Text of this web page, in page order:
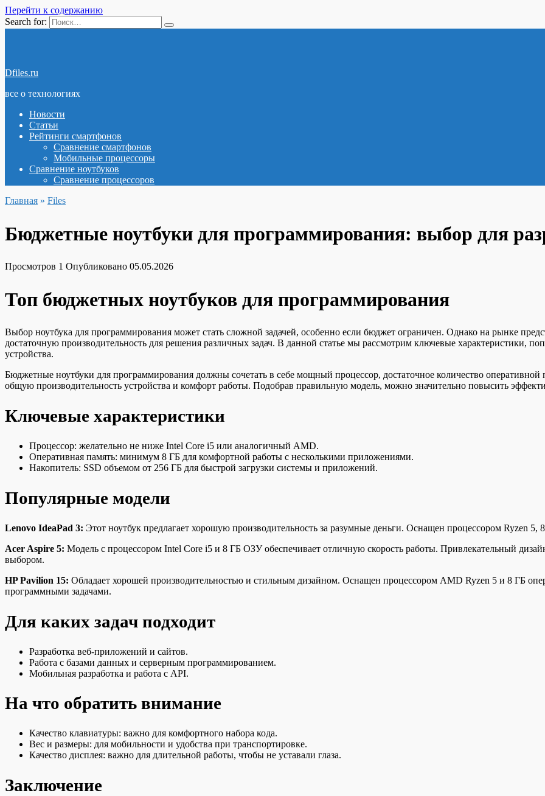
Перейти к содержанию
Search for:
Dfiles.ru
все о технологиях
Новости
Статьи
Рейтинги смартфонов
Сравнение смартфонов
Мобильные процессоры
Сравнение ноутбуков
Сравнение процессоров
Главная » Files
Бюджетные ноутбуки для программирования: выбор для
Просмотров 1 Опубликовано 05.05.2026
Топ бюджетных ноутбуков для программирования
Выбор ноутбука для программирования может стать сложной задачей, особенно если бюджет ограничен. Однако на рынке
достаточную производительность для решения различных задач. В данной статье мы рассмотрим ключевые характеристики,
устройства.
Бюджетные ноутбуки для программирования должны сочетать в себе мощный процессор, достаточное количество
общую производительность устройства и комфорт работы. Подобрав правильную модель, можно значительно повысить
Ключевые характеристики
Процессор: желательно не ниже Intel Core i5 или аналогичный AMD.
Оперативная память: минимум 8 ГБ для комфортной работы с несколькими приложениями.
Накопитель: SSD объемом от 256 ГБ для быстрой загрузки системы и приложений.
Популярные модели
Lenovo IdeaPad 3: Этот ноутбук предлагает хорошую производительность за разумные деньги. Оснащен процессором Ryzen
Acer Aspire 5: Модель с процессором Intel Core i5 и 8 ГБ ОЗУ обеспечивает отличную скорость работы. Привлекательный
выбором.
HP Pavilion 15: Обладает хорошей производительностью и стильным дизайном. Оснащен процессором AMD Ryzen 5 и 8 ГБ
программными задачами.
Для каких задач подходит
Разработка веб-приложений и сайтов.
Работа с базами данных и серверным программированием.
Мобильная разработка и работа с API.
На что обратить внимание
Качество клавиатуры: важно для комфортного набора кода.
Вес и размеры: для мобильности и удобства при транспортировке.
Качество дисплея: важно для длительной работы, чтобы не уставали глаза.
Заключение